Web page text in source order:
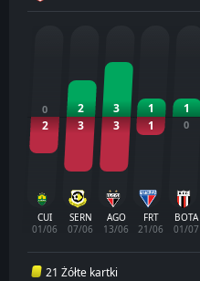
0
2
CUI
01/06
2
3
SERN
07/06
3
3
AGO
13/06
1
1
FRT
21/06
1
0
BOTA
01/07
21 Żółte kartki